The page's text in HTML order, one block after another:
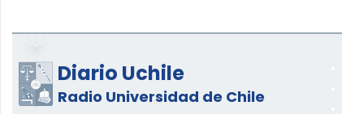
Diario Uchile
Radio Universidad de Chile